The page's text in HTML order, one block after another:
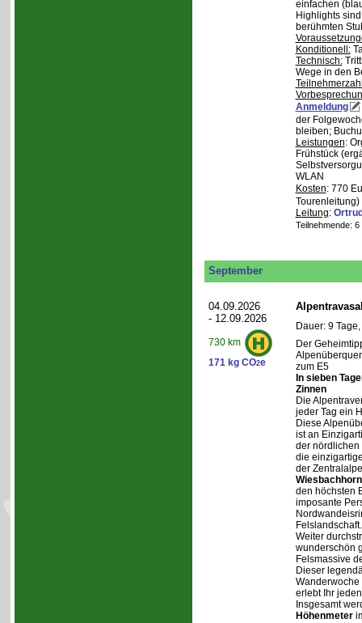
einfachen
Highlights
berühmten
Konditionell:
Technisch:
Wege in den
Anmeldung
der
bleiben;
Leistungen:
Frühstück
WLAN
Kosten: 770
Tourenleitung)
Leitung:
Teilnehmende:
September
04.09.2026
- 12.09.2026
730 km
171 kg CO2e
Dauer: 9
Der
zum E5
In sieben
Zinnen
Die
jeder Tag ein
Diese
ist an
der
die
der
den höchsten
imposante
Felslandschaft.
Weiter
wunderschön
Felsmassive
Dieser
erlebt Ihr
Insgesamt
Höhenmeter